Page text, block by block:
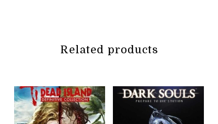
Related products